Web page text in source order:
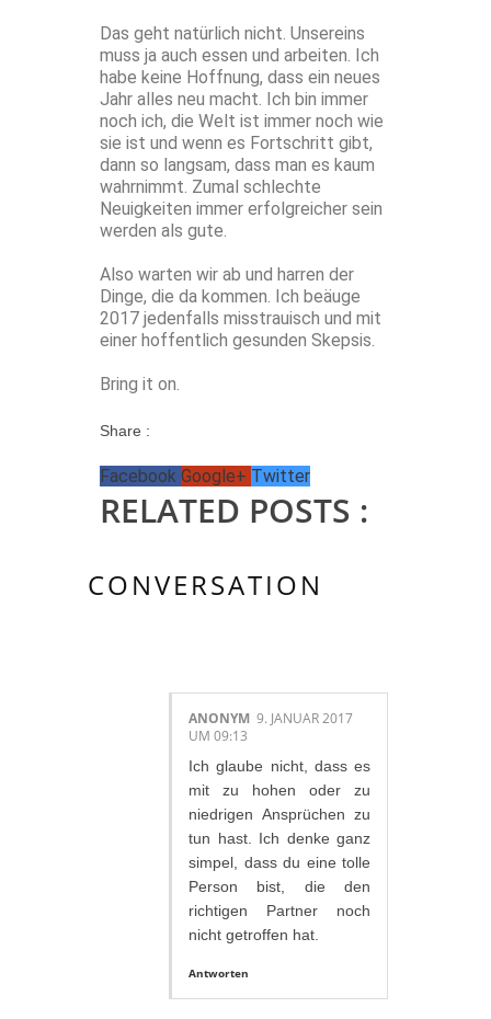
Das geht natürlich nicht. Unsereins
muss ja auch essen und arbeiten. Ich
habe keine Hoffnung, dass ein neues
Jahr alles neu macht. Ich bin immer
noch ich, die Welt ist immer noch wie
sie ist und wenn es Fortschritt gibt,
dann so langsam, dass man es kaum
wahrnimmt. Zumal schlechte
Neuigkeiten immer erfolgreicher sein
werden als gute.
Also warten wir ab und harren der
Dinge, die da kommen. Ich beäuge
2017 jedenfalls misstrauisch und mit
einer hoffentlich gesunden Skepsis.
Bring it on.
Share :
Facebook Google+ Twitter
RELATED POSTS :
CONVERSATION
ANONYM 9. JANUAR 2017
UM 09:13
Ich glaube nicht, dass es
mit zu hohen oder zu
niedrigen Ansprüchen zu
tun hast. Ich denke ganz
simpel, dass du eine tolle
Person bist, die den
richtigen Partner noch
nicht getroffen hat.
Antworten